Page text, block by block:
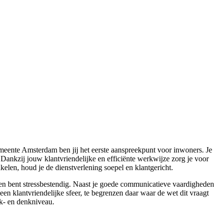
Amsterdam ben jij het eerste aanspreekpunt voor inwoners. Je
Dankzij jouw klantvriendelijke en efficiënte werkwijze zorg je voor
houd je de dienstverlening soepel en klantgericht.
stressbestendig. Naast je goede communicatieve vaardigheden
klantvriendelijke sfeer, te begrenzen daar waar de wet dit vraagt
en denkniveau.